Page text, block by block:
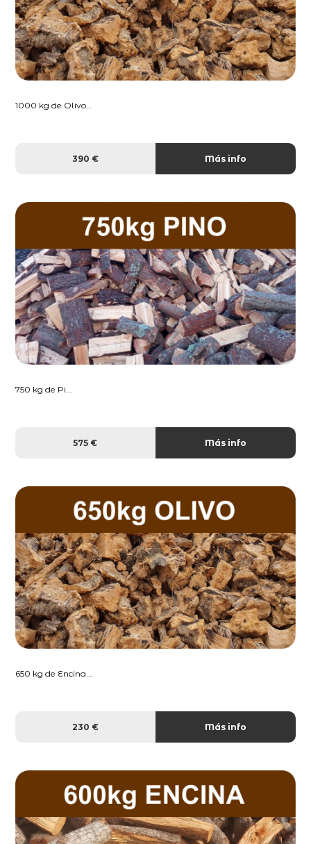
1000 kg de Olivo...
390 € Más info
750 kg de Pi...
575 € Más info
650 kg de Encina...
230 € Más info